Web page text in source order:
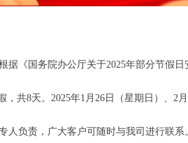
据《国务院办公厅关于2025年部分节假
，共8天。2025年1月26日（星期日）、2
人负责，广大客户可随时与我司进行联